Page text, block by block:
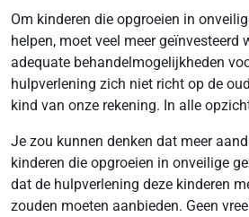
Om kinderen die opgroeien in
helpen, moet veel meer geïnvesteerd
adequate behandelmogelijkheden
hulpverlening zich niet richt op de
kind van onze rekening. In alle
Je zou kunnen denken dat meer
kinderen die opgroeien in onveilige
dat de hulpverlening deze kinderen
zouden moeten aanbieden. Geen